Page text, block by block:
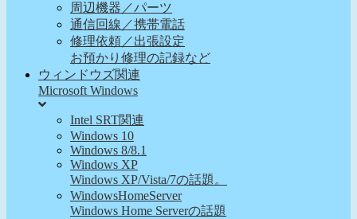
周辺機器／パーツ
通信回線／携帯電話
修理依頼／出張設定
お預かり修理の記録など
ウィンドウズ関連
Microsoft Windows
Intel SRT関連
Windows 10
Windows 8/8.1
Windows XP
Windows XP/Vista/7の話題。
WindowsHomeServer
Windows Home Serverの話題